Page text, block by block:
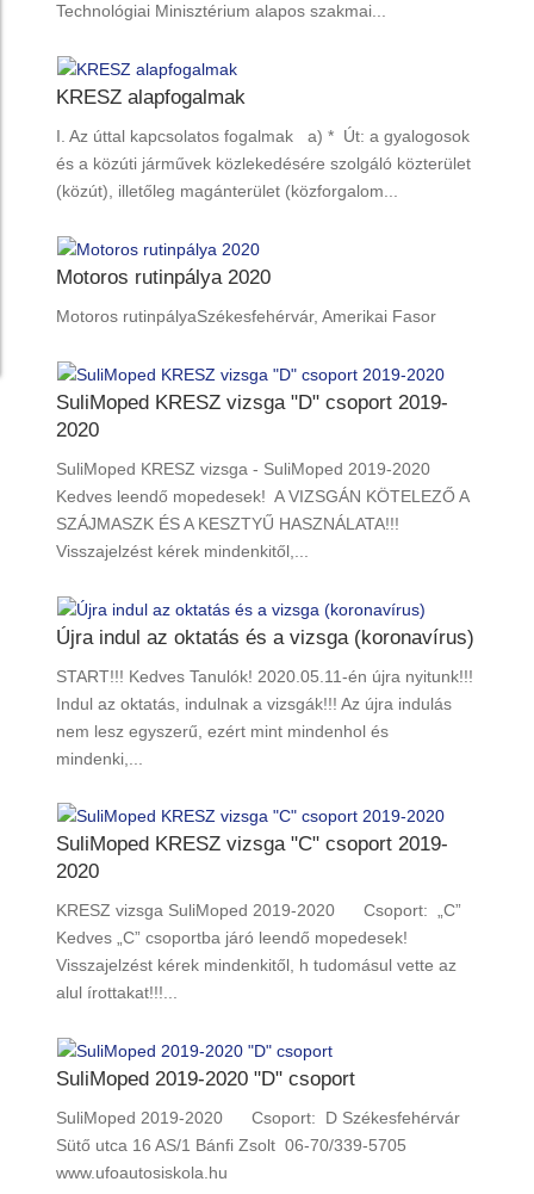
Technológiai Minisztérium alapos szakmai...
KRESZ alapfogalmak
I. Az úttal kapcsolatos fogalmak a) * Út: a gyalogosok
és a közúti járművek közlekedésére szolgáló közterület
(közút), illetőleg magánterület (közforgalom...
Motoros rutinpálya 2020
Motoros rutinpályaSzékesfehérvár, Amerikai Fasor
SuliMoped KRESZ vizsga "D" csoport 2019-
2020
SuliMoped KRESZ vizsga - SuliMoped 2019-2020
Kedves leendő mopedesek! A VIZSGÁN KÖTELEZŐ A
SZÁJMASZK ÉS A KESZTYŰ HASZNÁLATA!!!
Visszajelzést kérek mindenkitől,...
Újra indul az oktatás és a vizsga (koronavírus)
START!!! Kedves Tanulók! 2020.05.11-én újra nyitunk!!!
Indul az oktatás, indulnak a vizsgák!!! Az újra indulás
nem lesz egyszerű, ezért mint mindenhol és
mindenki,...
SuliMoped KRESZ vizsga "C" csoport 2019-
2020
KRESZ vizsga SuliMoped 2019-2020 Csoport: „C”
Kedves „C” csoportba járó leendő mopedesek!
Visszajelzést kérek mindenkitől, h tudomásul vette az
alul írottakat!!!...
SuliMoped 2019-2020 "D" csoport
SuliMoped 2019-2020 Csoport: D Székesfehérvár
Sütő utca 16 AS/1 Bánfi Zsolt 06-70/339-5705
www.ufoautosiskola.hu